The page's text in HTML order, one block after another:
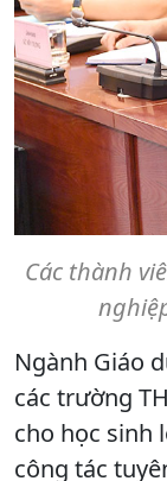
Các thành
Ngành Giáo
các trường
cho học sinh
công tác